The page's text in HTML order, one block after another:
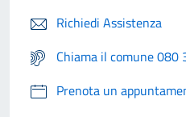
Richiedi Assistenza
Chiama il comune 080
Prenota un